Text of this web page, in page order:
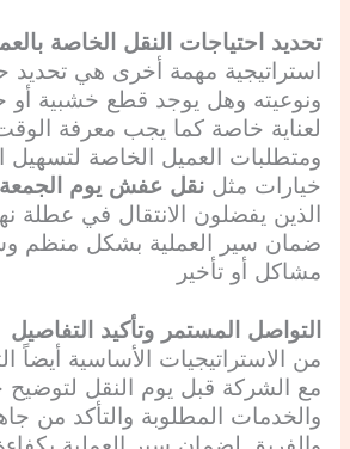
تحديد احتياجات النقل الخاصة
استراتيجية مهمة أخرى هي تحديد
ونوعيته وهل يوجد قطع خشبية أو
لعناية خاصة كما يجب معرفة
ومتطلبات العميل الخاصة لتسهيل
خيارات مثل نقل عفش يوم الجمعة
الذين يفضلون الانتقال في عطلة
ضمان سير العملية بشكل منظم
مشاكل أو تأخير
التواصل المستمر وتأكيد التفاصيل
من الاستراتيجيات الأساسية أيضاً
مع الشركة قبل يوم النقل لتوضيح
والخدمات المطلوبة والتأكد من